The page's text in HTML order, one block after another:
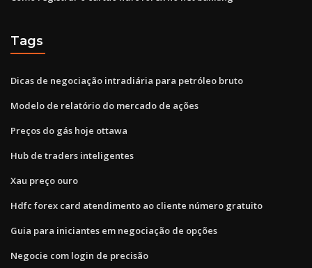
Tags
Dicas de negociação intradiária para petróleo bruto
Modelo de relatório do mercado de ações
Preços do gás hoje ottawa
Hub de traders inteligentes
Xau preço ouro
Hdfc forex card atendimento ao cliente número gratuito
Guia para iniciantes em negociação de opções
Negocie com login de precisão